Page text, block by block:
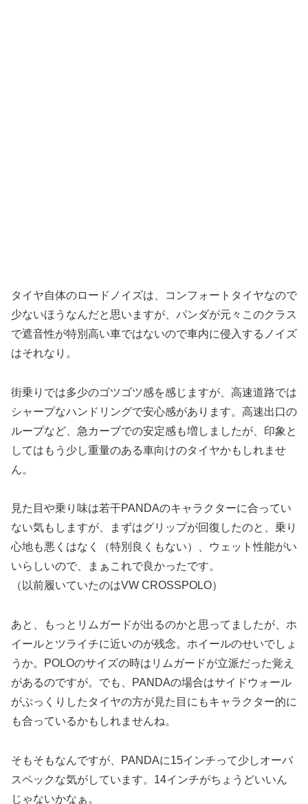
タイヤ自体のロードノイズは、コンフォートタイヤなので
少ないほうなんだと思いますが、パンダが元々このクラス
で遮音性が特別高い車ではないので車内に侵入するノイズ
はそれなり。
街乗りでは多少のゴツゴツ感を感じますが、高速道路では
シャープなハンドリングで安心感があります。高速出口の
ループなど、急カーブでの安定感も増しましたが、印象と
してはもう少し重量のある車向けのタイヤかもしれませ
ん。
見た目や乗り味は若干PANDAのキャラクターに合ってい
ない気もしますが、まずはグリップが回復したのと、乗り
心地も悪くはなく（特別良くもない）、ウェット性能がい
いらしいので、まぁこれで良かったです。
（以前履いていたのはVW CROSSPOLO）
あと、もっとリムガードが出るのかと思ってましたが、ホ
イールとツライチに近いのが残念。ホイールのせいでしょ
うか。POLOのサイズの時はリムガードが立派だった覚え
があるのですが。でも、PANDAの場合はサイドウォール
がぷっくりしたタイヤの方が見た目にもキャラクター的に
も合っているかもしれませんね。
そもそもなんですが、PANDAに15インチって少しオーバ
スペックな気がしています。14インチがちょうどいいん
じゃないかなぁ。